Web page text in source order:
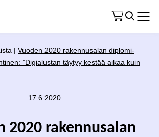
| Vuoden 2020 rakennusalan diplomi-
”Digialustan täytyy kestää aikaa kuin
17.6.2020
2020 rakennusalan